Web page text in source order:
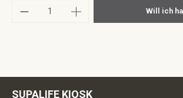
Produkt Anzahl: Gib denWill ich
SUPALIFE KIOSK